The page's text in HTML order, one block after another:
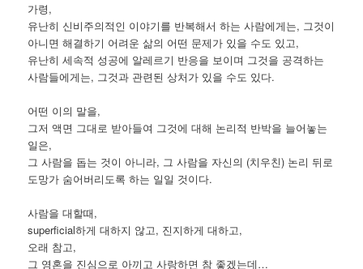
가령,
유난히 신비주의적인 이야기를 반복해서 하는 사람에게는, 그것이
아니면 해결하기 어려운 삶의 어떤 문제가 있을 수도 있고,
유난히 세속적 성공에 알레르기 반응을 보이며 그것을 공격하는
사람들에게는, 그것과 관련된 상처가 있을 수도 있다.
어떤 이의 말을,
그저 액면 그대로 받아들여 그것에 대해 논리적 반박을 늘어놓는
일은,
그 사람을 돕는 것이 아니라, 그 사람을 자신의 (치우친) 논리 뒤로
도망가 숨어버리도록 하는 일일 것이다.
사람을 대할때,
superficial하게 대하지 않고, 진지하게 대하고,
오래 참고,
그 영혼을 진심으로 아끼고 사랑하면 참 좋겠는데…